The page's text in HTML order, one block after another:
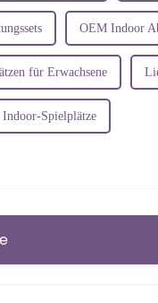
OEM Indoor
für Erwachsene
Spielplätze